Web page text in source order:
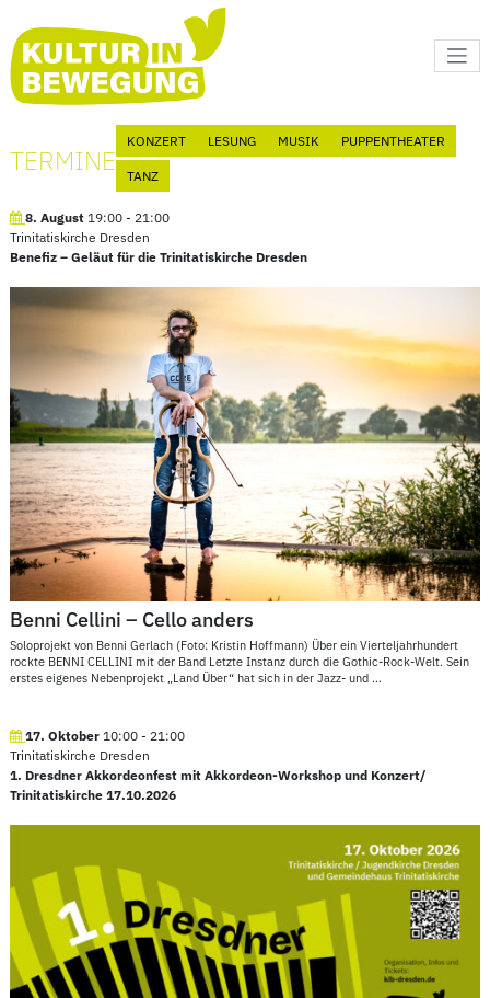
TERMINE
KONZERT LESUNG MUSIK PUPPENTHEATER
TANZ
8. August 19:00 - 21:00
Trinitatiskirche Dresden
Benefiz – Geläut für die Trinitatiskirche Dresden
Benni Cellini – Cello anders
Soloprojekt von Benni Gerlach (Foto: Kristin Hoffmann) Über ein Vierteljahrhundert
rockte BENNI CELLINI mit der Band Letzte Instanz durch die Gothic-Rock-Welt. Sein
erstes eigenes Nebenprojekt „Land Über“ hat sich in der Jazz- und …
17. Oktober 10:00 - 21:00
Trinitatiskirche Dresden
1. Dresdner Akkordeonfest mit Akkordeon-Workshop und Konzert/
Trinitatiskirche 17.10.2026